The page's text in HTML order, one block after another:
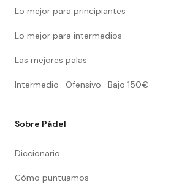
Lo mejor para principiantes
Lo mejor para intermedios
Las mejores palas
Intermedio · Ofensivo · Bajo 150€
Sobre Pádel
Diccionario
Cómo puntuamos